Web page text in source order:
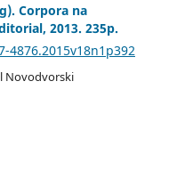
Corpora na
2013. 235p.
4876.2015v18n1p392
Novodvorski